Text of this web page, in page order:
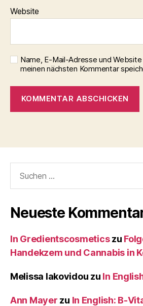
Website
Name, E-Mail-Adresse und
meinen nächsten Kommentar
nach:
Neueste
In Gredientscosmeticszu
Handekzem und Cannabis in
Melissa Iakovidou zu In
Ann Mayer zu In English: B-